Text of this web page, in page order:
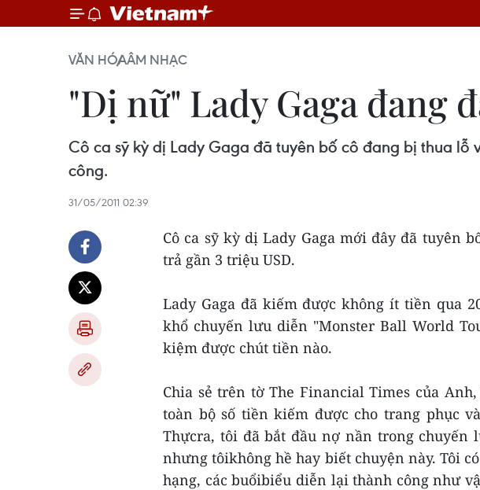
VĂN HÓAÂM NHẠC
"Dị nữ" Lady Gaga đang
Cô ca sỹ kỳ dị Lady Gaga đã tuyên bố cô đang bị thua
công.
31/05/2011 02:39
Cô ca sỹ kỳ dị Lady Gaga mới đây đã tuyên
trả gần 3 triệu USD.
Lady Gaga đã kiếm được không ít tiền qua
khổ chuyến lưu diễn "Monster Ball World
kiệm được chút tiền nào.
Chia sẻ trên tờ The Financial Times của
toàn bộ số tiền kiếm được cho trang phục
Thựcra, tôi đã bắt đầu nợ nần trong chuyến
nhưng tôikhông hề hay biết chuyện này. Tôi
hạng, các buổibiểu diễn lại thành công như